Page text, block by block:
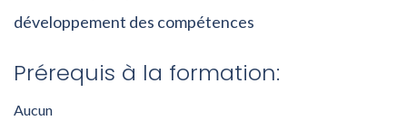
développement des compétences
Prérequis à la formation:
Aucun